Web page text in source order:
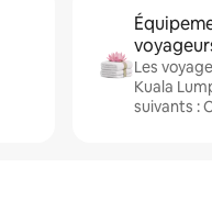
Les
Kuala
suivants :